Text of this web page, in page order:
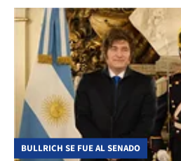
BULLRICH SE FUE AL SENADO